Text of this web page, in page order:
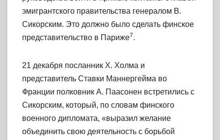
эмигрантского правительства генералом В.
Сикорским. Это должно было сделать финское
представительство в Париже7.
21 декабря посланник X. Холма и
представитель Ставки Маннергейма во
Франции полковник А. Паасонен встретились с
Сикорским, который, по словам финского
военного дипломата, «выразил желание
объединить свою деятельность с борьбой